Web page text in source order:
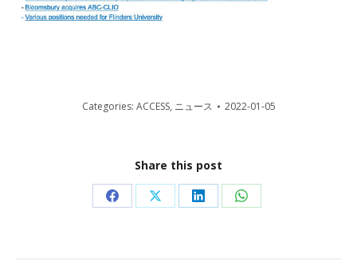
Categories: ACCESS, ニュース 2022-01-05
Share this post
Share
Facebook
Share
X
Share
LinkedIn
Share
WhatsApp